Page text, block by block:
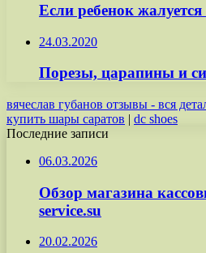
Если ребенок
24.03.2020
Порезы, царапины и
вячеслав губанов отзывы - вся
купить шары саратов | dc shoes
Последние записи
06.03.2026
Обзор магазина
service.su
20.02.2026